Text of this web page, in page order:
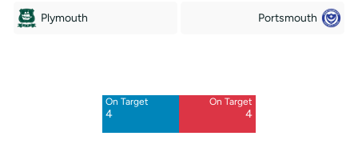
Plymouth Portsmouth
On Target
4
On Target
4